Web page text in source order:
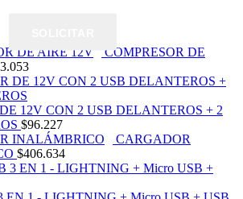
COMPRESOR DE
12V CON 2 USB DELANTEROS + 2
$96.227
CARGADOR
$406.634